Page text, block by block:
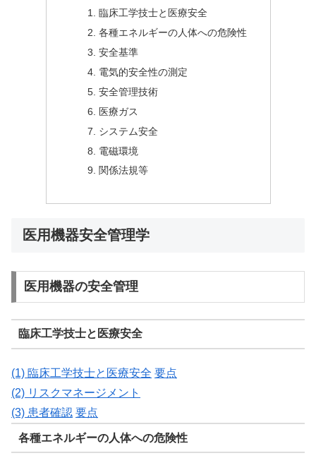
臨床工学技士と医療安全
各種エネルギーの人体への危険性
安全基準
電気的安全性の測定
安全管理技術
医療ガス
システム安全
電磁環境
関係法規等
医用機器安全管理学
医用機器の安全管理
臨床工学技士と医療安全
(1) 臨床工学技士と医療安全 要点
(2) リスクマネージメント
(3) 患者確認 要点
各種エネルギーの人体への危険性